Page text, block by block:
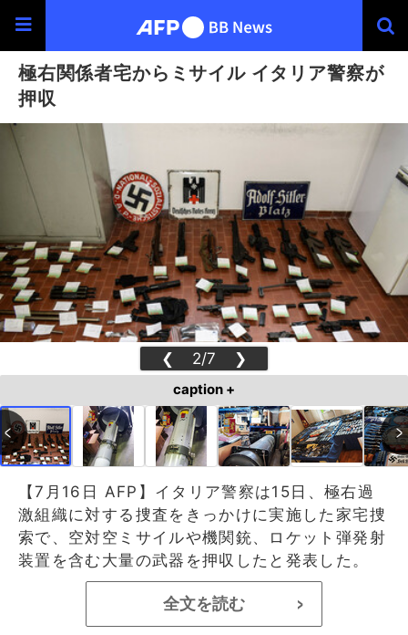
極右関係者宅からミサイル イタリア警察が
押収
❮ 2/7 ❯
caption +
【7月16日 AFP】イタリア警察は15日、極右過
激組織に対する捜査をきっかけに実施した家宅捜
索で、空対空ミサイルや機関銃、ロケット弾発射
装置を含む大量の武器を押収したと発表した。
全文を読む >